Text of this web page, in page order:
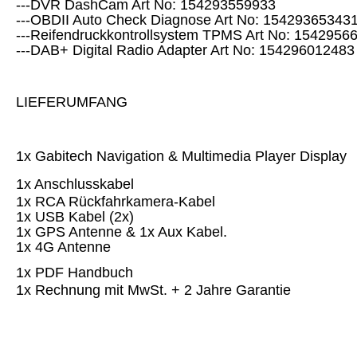
---DVR DashCam Art No: 154293559933
---OBDII Auto Check Diagnose Art No:
---Reifendruckkontrollsystem TPMS Art No:
---DAB+ Digital Radio Adapter Art No: 154296012483
LIEFERUMFANG
1x Gabitech Navigation & Multimedia Player Display
1x Anschlusskabel
1x RCA Rückfahrkamera-Kabel
1x USB Kabel (2x)
1x GPS Antenne & 1x Aux Kabel.
1x 4G Antenne
1x PDF Handbuch
1x Rechnung mit MwSt. + 2 Jahre Garantie